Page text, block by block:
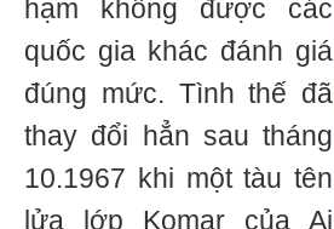
hạm không được các
quốc gia khác đánh giá
đúng mức. Tình thế đã
thay đổi hẳn sau tháng
10.1967 khi một tàu tên
lửa lớp Komar của Ai